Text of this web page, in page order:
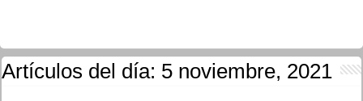
Artículos del día: 5 noviembre, 2021